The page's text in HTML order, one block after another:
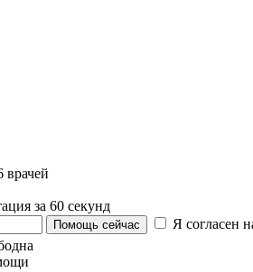
врачей
за 60 секунд
Помощь сейчас Я согласен